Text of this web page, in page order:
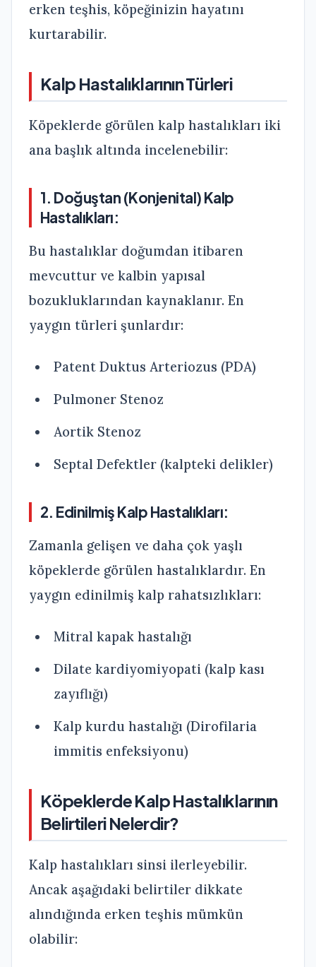
erken teşhis, köpeğinizin hayatını
kurtarabilir.
Kalp Hastalıklarının Türleri
Köpeklerde görülen kalp hastalıkları iki
ana başlık altında incelenebilir:
1. Doğuştan (Konjenital) Kalp
Hastalıkları:
Bu hastalıklar doğumdan itibaren
mevcuttur ve kalbin yapısal
bozukluklarından kaynaklanır. En
yaygın türleri şunlardır:
Patent Duktus Arteriozus (PDA)
Pulmoner Stenoz
Aortik Stenoz
Septal Defektler (kalpteki delikler)
2. Edinilmiş Kalp Hastalıkları:
Zamanla gelişen ve daha çok yaşlı
köpeklerde görülen hastalıklardır. En
yaygın edinilmiş kalp rahatsızlıkları:
Mitral kapak hastalığı
Dilate kardiyomiyopati (kalp kası
zayıflığı)
Kalp kurdu hastalığı (Dirofilaria
immitis enfeksiyonu)
Köpeklerde Kalp Hastalıklarının
Belirtileri Nelerdir?
Kalp hastalıkları sinsi ilerleyebilir.
Ancak aşağıdaki belirtiler dikkate
alındığında erken teşhis mümkün
olabilir: